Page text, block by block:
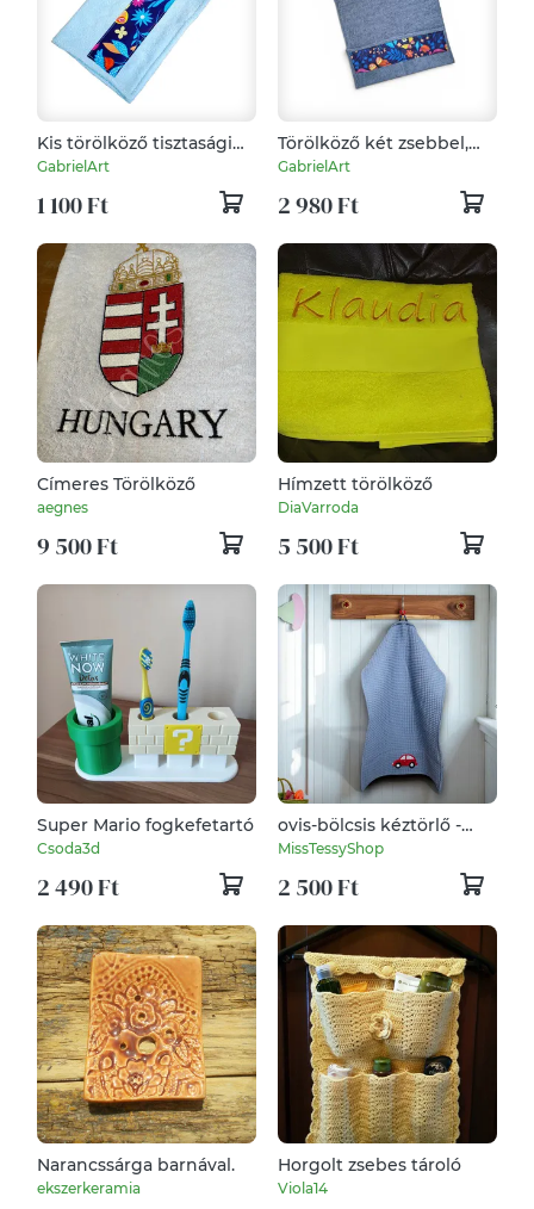
Kis törölköző tisztasági
csomagba, Pillangós
GabrielArt
1 100 Ft
Törölköző két zsebbel,
Pillangós dekorcsíkkal
GabrielArt
2 980 Ft
Címeres Törölköző
aegnes
9 500 Ft
Hímzett törölköző
DiaVarroda
5 500 Ft
Super Mario fogkefetartó
Csoda3d
2 490 Ft
ovis-bölcsis kéztörlő -
névvel jellel- több
színben
MissTessyShop
2 500 Ft
Narancssárga barnával.
ekszerkeramia
Horgolt zsebes tároló
Viola14